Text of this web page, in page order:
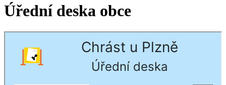
Úřední deska obce